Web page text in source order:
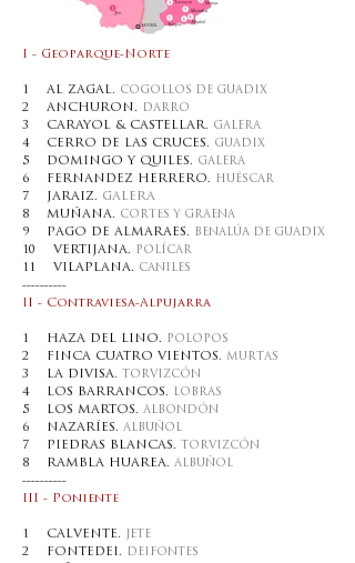
I - Geoparque-Norte
1 AL ZAGAL. COGOLLOS DE GUADIX
2 ANCHURON.
DARRO
3 CARAYOL & CASTELLAR. GALERA
4 CERRO DE LAS CRUCES. GUADIX
5 DOMINGO Y QUILES. GALERA
6 FERNANDEZ HERRERO.
HUÉSCAR
7 JARAIZ. GALERA
8 MUÑANA. CORTES Y GRAENA
9 PAGO DE ALMARAES.
BENALÚA DE GUADIX
10 VERTIJANA.
POLÍCAR
11 VILAPLANA. CANILES
----------
II - Contraviesa-Alpujarra
1 HAZA DEL LINO.
POLOPOS
2 FINCA CUATRO VIENTOS. MURTAS
3 LA DIVISA.
TORVIZCÓN
4 LOS BARRANCOS.
LOBRAS
5 LOS MARTOS. ALBONDÓN
6 NAZARÍES. ALBUÑOL
7 PIEDRAS BLANCAS.
TORVIZCÓN
8 RAMBLA HUAREA. ALBUÑOL
----------
III - Poniente
1 CALVENTE.
JETE
2 FONTEDEI.
DEIFONTES
Sierra Nevada